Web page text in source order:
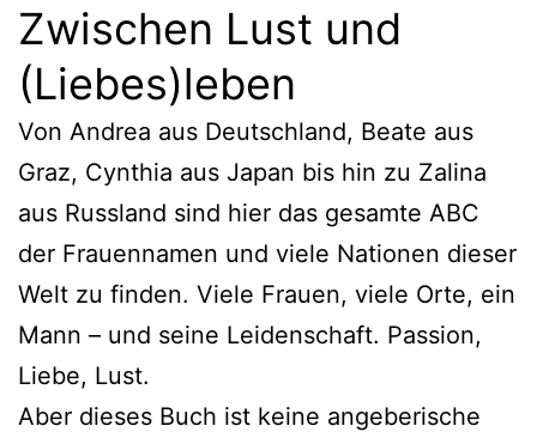
Zwischen Lust und
(Liebes)leben
Von Andrea aus Deutschland, Beate aus
Graz, Cynthia aus Japan bis hin zu Zalina
aus Russland sind hier das gesamte ABC
der Frauennamen und viele Nationen dieser
Welt zu finden. Viele Frauen, viele Orte, ein
Mann – und seine Leidenschaft. Passion,
Liebe, Lust.
Aber dieses Buch ist keine angeberische